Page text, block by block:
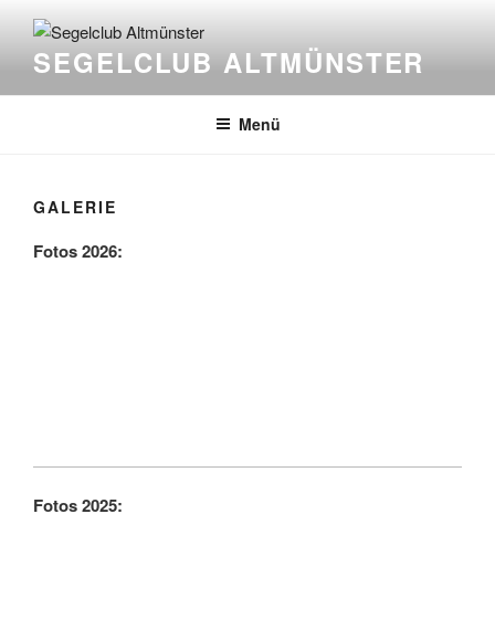
Inhalt
springenSEGELCLUB ALTMÜNSTER
Menü
GALERIE
Fotos 2026:
Fotos 2025: